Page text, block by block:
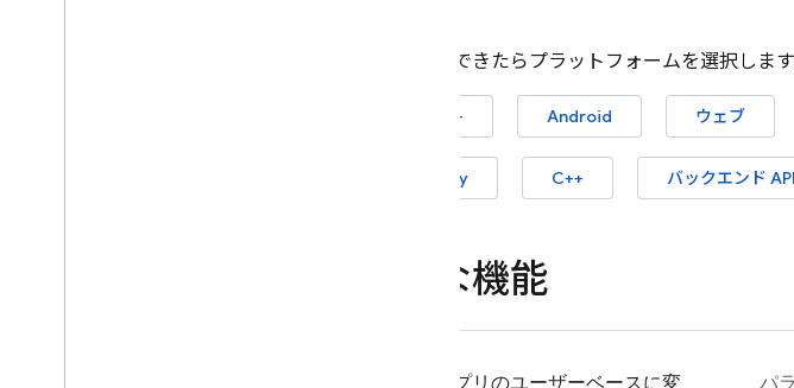
準備ができたらプラットフォームを選択します
iOS+ Android ウェブ
Unity C++ バックエンド API
主な機能
アプリのユーザーベースに変
パ